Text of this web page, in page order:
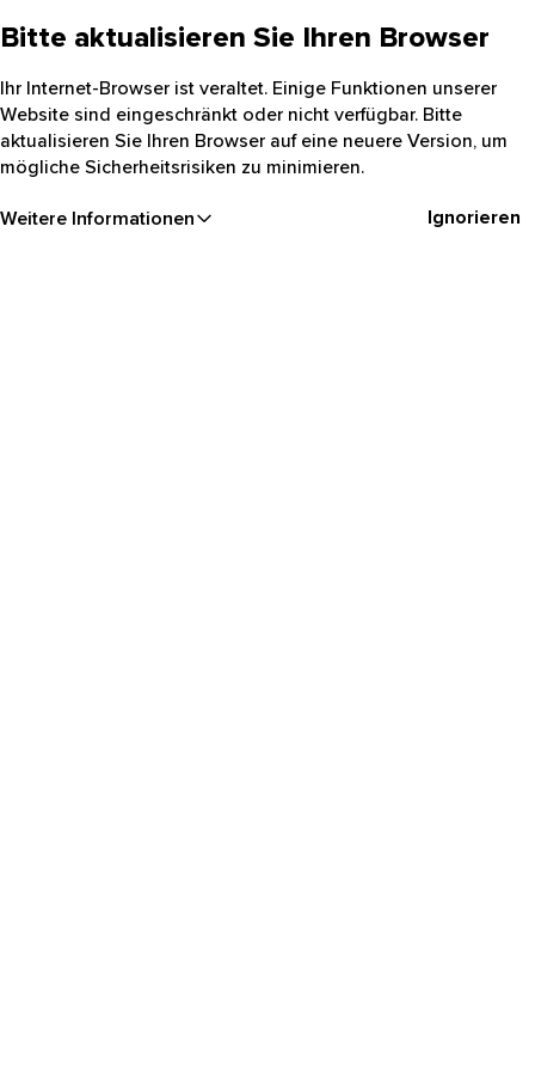
Bitte aktualisieren Sie Ihren Browser
Ihr Internet-Browser ist veraltet. Einige Funktionen unserer
Website sind eingeschränkt oder nicht verfügbar. Bitte
aktualisieren Sie Ihren Browser auf eine neuere Version, um
mögliche Sicherheitsrisiken zu minimieren.
Weitere Informationen Ignorieren